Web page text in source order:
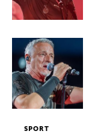
SPORT